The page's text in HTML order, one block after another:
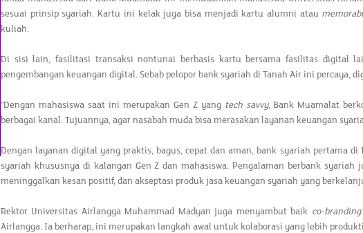
sesuai prinsip syariah. Kartu ini kelak juga bisa menjadi kartu alumni atau
kuliah.
Di sisi lain, fasilitasi transaksi nontunai berbasis kartu bersama fasilitas digital
pengembangan keuangan digital. Sebab pelopor bank syariah di Tanah Air ini percaya,
"Dengan mahasiswa saat ini merupakan Gen Z yang tech savvy, Bank Muamalat
berbagai kanal. Tujuannya, agar nasabah muda bisa merasakan layanan keuangan
Dengan layanan digital yang praktis, bagus, cepat dan aman, bank syariah pertama
syariah khususnya di kalangan Gen Z dan mahasiswa. Pengalaman berbank
meninggalkan kesan positif, dan akseptasi produk jasa keuangan syariah yang
Rektor Universitas Airlangga Muhammad Madyan juga menyambut baik co-branding
Airlangga. Ia berharap, ini merupakan langkah awal untuk kolaborasi yang lebih